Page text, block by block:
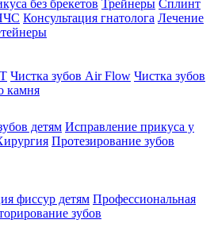
без брекетов Трейнеры Сплинт
Консультация гнатолога Лечение
Чистка зубов Air Flow Чистка зубов
камня
детям Исправление прикуса у
Протезирование зубов
фиссур детям Профессиональная
зубов